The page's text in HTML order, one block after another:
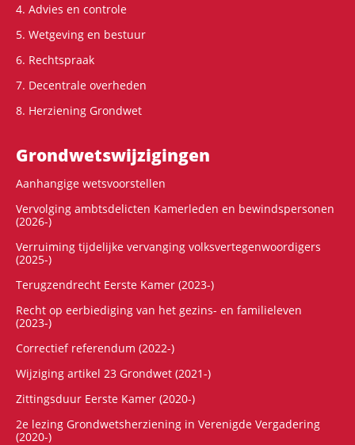
4. Advies en controle
5. Wetgeving en bestuur
6. Rechtspraak
7. Decentrale overheden
8. Herziening Grondwet
Grondwets­wijzigingen
Aanhangige wetsvoorstellen
Vervolging ambtsdelicten Kamerleden en bewindspersonen
(2026-)
Verruiming tijdelijke vervanging volksvertegenwoordigers
(2025-)
Terugzendrecht Eerste Kamer (2023-)
Recht op eerbiediging van het gezins- en familieleven
(2023-)
Correctief referendum (2022-)
Wijziging artikel 23 Grondwet (2021-)
Zittingsduur Eerste Kamer (2020-)
2e lezing Grondwetsherziening in Verenigde Vergadering
(2020-)